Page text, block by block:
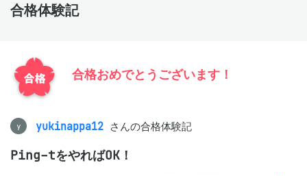
合格体験記
合格おめでとうございます！
y yukinappa12 さんの合格体験記
Ping-tをやればOK！